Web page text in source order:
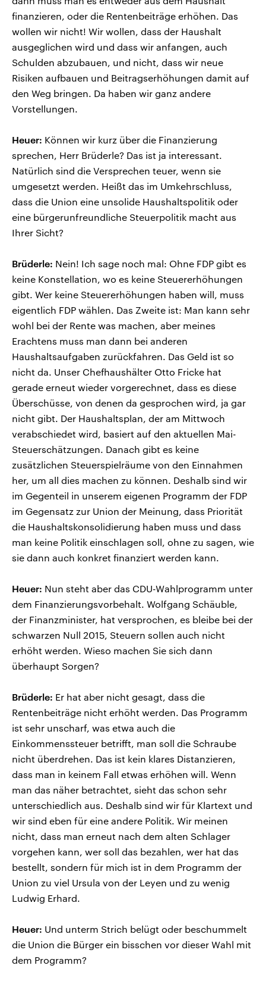
finanzieren, oder die Rentenbeiträge erhöhen. Das
wollen wir nicht! Wir wollen, dass der Haushalt
ausgeglichen wird und dass wir anfangen, auch
Schulden abzubauen, und nicht, dass wir neue
Risiken aufbauen und Beitragserhöhungen damit auf
den Weg bringen. Da haben wir ganz andere
Vorstellungen.
Heuer: Können wir kurz über die Finanzierung
sprechen, Herr Brüderle? Das ist ja interessant.
Natürlich sind die Versprechen teuer, wenn sie
umgesetzt werden. Heißt das im Umkehrschluss,
dass die Union eine unsolide Haushaltspolitik oder
eine bürgerunfreundliche Steuerpolitik macht aus
Ihrer Sicht?
Brüderle: Nein! Ich sage noch mal: Ohne FDP gibt es
keine Konstellation, wo es keine Steuererhöhungen
gibt. Wer keine Steuererhöhungen haben will, muss
eigentlich FDP wählen. Das Zweite ist: Man kann sehr
wohl bei der Rente was machen, aber meines
Erachtens muss man dann bei anderen
Haushaltsaufgaben zurückfahren. Das Geld ist so
nicht da. Unser Chefhaushälter Otto Fricke hat
gerade erneut wieder vorgerechnet, dass es diese
Überschüsse, von denen da gesprochen wird, ja gar
nicht gibt. Der Haushaltsplan, der am Mittwoch
verabschiedet wird, basiert auf den aktuellen Mai-
Steuerschätzungen. Danach gibt es keine
zusätzlichen Steuerspielräume von den Einnahmen
her, um all dies machen zu können. Deshalb sind wir
im Gegenteil in unserem eigenen Programm der FDP
im Gegensatz zur Union der Meinung, dass Priorität
die Haushaltskonsolidierung haben muss und dass
man keine Politik einschlagen soll, ohne zu sagen, wie
sie dann auch konkret finanziert werden kann.
Heuer: Nun steht aber das CDU-Wahlprogramm unter
dem Finanzierungsvorbehalt. Wolfgang Schäuble,
der Finanzminister, hat versprochen, es bleibe bei der
schwarzen Null 2015, Steuern sollen auch nicht
erhöht werden. Wieso machen Sie sich dann
überhaupt Sorgen?
Brüderle: Er hat aber nicht gesagt, dass die
Rentenbeiträge nicht erhöht werden. Das Programm
ist sehr unscharf, was etwa auch die
Einkommenssteuer betrifft, man soll die Schraube
nicht überdrehen. Das ist kein klares Distanzieren,
dass man in keinem Fall etwas erhöhen will. Wenn
man das näher betrachtet, sieht das schon sehr
unterschiedlich aus. Deshalb sind wir für Klartext und
wir sind eben für eine andere Politik. Wir meinen
nicht, dass man erneut nach dem alten Schlager
vorgehen kann, wer soll das bezahlen, wer hat das
bestellt, sondern für mich ist in dem Programm der
Union zu viel Ursula von der Leyen und zu wenig
Ludwig Erhard.
Heuer: Und unterm Strich belügt oder beschummelt
die Union die Bürger ein bisschen vor dieser Wahl mit
dem Programm?